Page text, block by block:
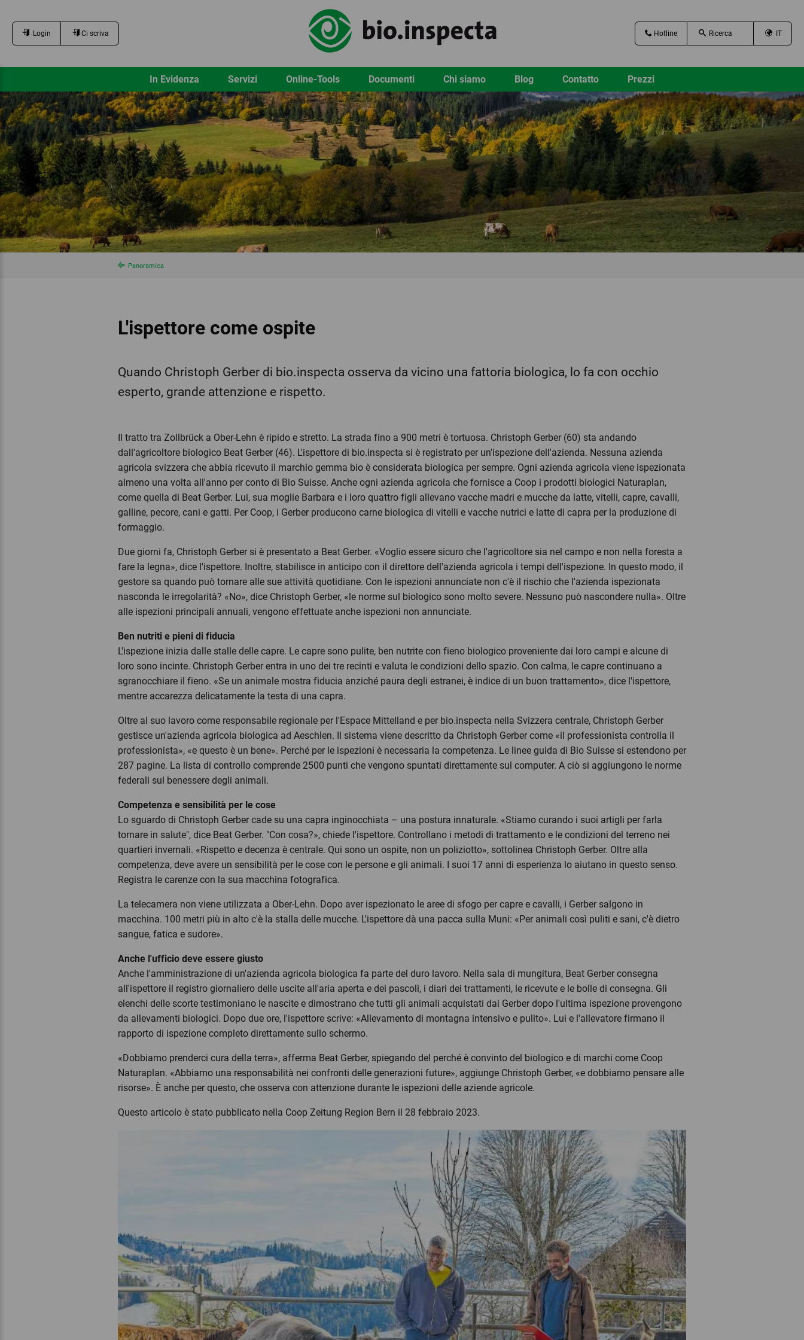
Login Ci scriva Hotline IT
In Evidenza Servizi Online-Tools Documenti Chi siamo Blog Contatto Prezzi
Panoramica
L'ispettore come ospite
Quando Christoph Gerber di bio.inspecta osserva da vicino una fattoria biologica, lo fa con occhio
esperto, grande attenzione e rispetto.
Il tratto tra Zollbrück a Ober-Lehn è ripido e stretto. La strada fino a 900 metri è tortuosa. Christoph Gerber (60) sta andando
dall'agricoltore biologico Beat Gerber (46). L'ispettore di bio.inspecta si è registrato per un'ispezione dell'azienda. Nessuna azienda
agricola svizzera che abbia ricevuto il marchio gemma bio è considerata biologica per sempre. Ogni azienda agricola viene ispezionata
almeno una volta all'anno per conto di Bio Suisse. Anche ogni azienda agricola che fornisce a Coop i prodotti biologici Naturaplan,
come quella di Beat Gerber. Lui, sua moglie Barbara e i loro quattro figli allevano vacche madri e mucche da latte, vitelli, capre, cavalli,
galline, pecore, cani e gatti. Per Coop, i Gerber producono carne biologica di vitelli e vacche nutrici e latte di capra per la produzione di
formaggio.
Due giorni fa, Christoph Gerber si è presentato a Beat Gerber. «Voglio essere sicuro che l'agricoltore sia nel campo e non nella foresta a
fare la legna», dice l'ispettore. Inoltre, stabilisce in anticipo con il direttore dell'azienda agricola i tempi dell'ispezione. In questo modo, il
gestore sa quando può tornare alle sue attività quotidiane. Con le ispezioni annunciate non c'è il rischio che l'azienda ispezionata
nasconda le irregolarità? «No», dice Christoph Gerber, «le norme sul biologico sono molto severe. Nessuno può nascondere nulla». Oltre
alle ispezioni principali annuali, vengono effettuate anche ispezioni non annunciate.
Ben nutriti e pieni di fiducia
L'ispezione inizia dalle stalle delle capre. Le capre sono pulite, ben nutrite con fieno biologico proveniente dai loro campi e alcune di
loro sono incinte. Christoph Gerber entra in uno dei tre recinti e valuta le condizioni dello spazio. Con calma, le capre continuano a
sgranocchiare il fieno. «Se un animale mostra fiducia anziché paura degli estranei, è indice di un buon trattamento», dice l'ispettore,
mentre accarezza delicatamente la testa di una capra.
Oltre al suo lavoro come responsabile regionale per l'Espace Mittelland e per bio.inspecta nella Svizzera centrale, Christoph Gerber
gestisce un'azienda agricola biologica ad Aeschlen. Il sistema viene descritto da Christoph Gerber come «il professionista controlla il
professionista», «e questo è un bene». Perché per le ispezioni è necessaria la competenza. Le linee guida di Bio Suisse si estendono per
287 pagine. La lista di controllo comprende 2500 punti che vengono spuntati direttamente sul computer. A ciò si aggiungono le norme
federali sul benessere degli animali.
Competenza e sensibilità per le cose
Lo sguardo di Christoph Gerber cade su una capra inginocchiata – una postura innaturale. «Stiamo curando i suoi artigli per farla
tornare in salute", dice Beat Gerber. "Con cosa?», chiede l'ispettore. Controllano i metodi di trattamento e le condizioni del terreno nei
quartieri invernali. «Rispetto e decenza è centrale. Qui sono un ospite, non un poliziotto», sottolinea Christoph Gerber. Oltre alla
competenza, deve avere un sensibilità per le cose con le persone e gli animali. I suoi 17 anni di esperienza lo aiutano in questo senso.
Registra le carenze con la sua macchina fotografica.
La telecamera non viene utilizzata a Ober-Lehn. Dopo aver ispezionato le aree di sfogo per capre e cavalli, i Gerber salgono in
macchina. 100 metri più in alto c'è la stalla delle mucche. L'ispettore dà una pacca sulla Muni: «Per animali così puliti e sani, c'è dietro
sangue, fatica e sudore».
Anche l'ufficio deve essere giusto
Anche l'amministrazione di un'azienda agricola biologica fa parte del duro lavoro. Nella sala di mungitura, Beat Gerber consegna
all'ispettore il registro giornaliero delle uscite all'aria aperta e dei pascoli, i diari dei trattamenti, le ricevute e le bolle di consegna. Gli
elenchi delle scorte testimoniano le nascite e dimostrano che tutti gli animali acquistati dai Gerber dopo l'ultima ispezione provengono
da allevamenti biologici. Dopo due ore, l'ispettore scrive: «Allevamento di montagna intensivo e pulito». Lui e l'allevatore firmano il
rapporto di ispezione completo direttamente sullo schermo.
«Dobbiamo prenderci cura della terra», afferma Beat Gerber, spiegando del perché è convinto del biologico e di marchi come Coop
Naturaplan. «Abbiamo una responsabilità nei confronti delle generazioni future», aggiunge Christoph Gerber, «e dobbiamo pensare alle
risorse». È anche per questo, che osserva con attenzione durante le ispezioni delle aziende agricole.
Questo articolo è stato pubblicato nella Coop Zeitung Region Bern il 28 febbraio 2023.